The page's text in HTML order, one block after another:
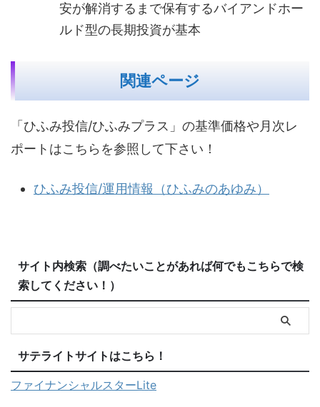
安が解消するまで保有するバイアンドホー
ルド型の長期投資が基本
関連ページ
「ひふみ投信/ひふみプラス」の基準価格や月次レ
ポートはこちらを参照して下さい！
ひふみ投信/運用情報（ひふみのあゆみ）
サイト内検索（調べたいことがあれば何でもこちらで検
索してください！）
サテライトサイトはこちら！
ファイナンシャルスターLite